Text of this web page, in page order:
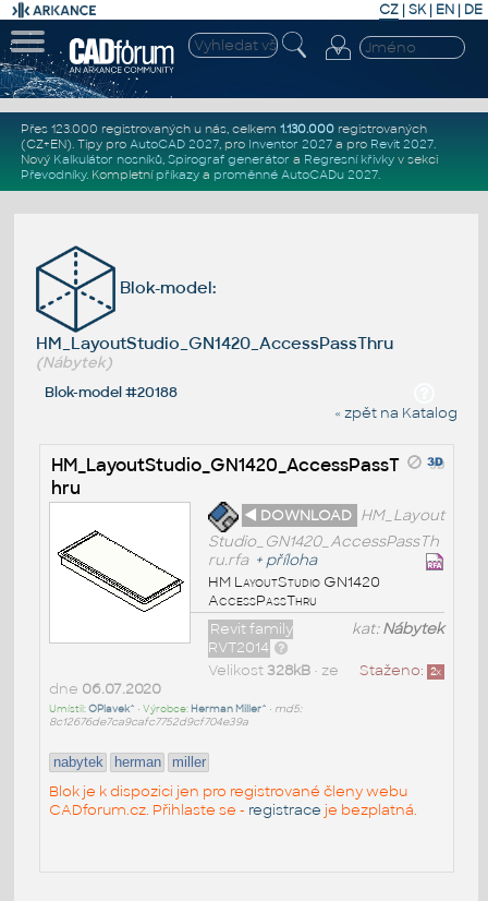
CZ | SK| EN | DE
Přes 123.000 registrovaných u nás, celkem 1.130.000registrovaných
(CZ+EN). Tipy pro AutoCAD 2027, pro Inventor 2027a pro Revit 2027.
Nový Kalkulátor nosníků, Spirograf generátor a Regresní křivkyv sekci
Převodníky. Kompletní příkazya proměnné AutoCADu 2027.
Blok-model:
HM_LayoutStudio_GN1420_AccessPassThru
(Nábytek)
Blok-model #20188
« zpět na Katalog
HM_LayoutStudio_GN1420_AccessPassT
hru
◄ DOWNLOAD HM_Layout
Studio_GN1420_AccessPassTh
ru.rfa + příloha
HM LayoutStudio GN1420
AccessPassThru
kat:Nábytek
Revit family
RVT2014
Staženo: 2x
Velikost328kB• ze
dne 06.07.2020
Umístil:OPlavek^ • Výrobce: Herman Miller^ • md5:
8c12676de7ca9cafc7752d9cf704e39a
nabytek herman miller
Blok je k dispozici jen pro registrované členy webu
CADforum.cz. Přihlaste se - registrace je bezplatná.